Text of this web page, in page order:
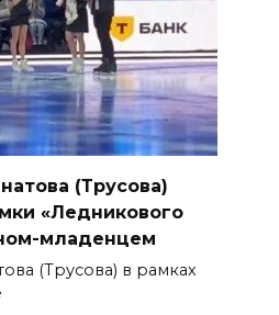
(Трусова)
«Ледникового
младенцем
(Трусова) в рамках